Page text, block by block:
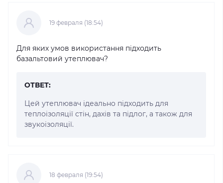
19 февраля (18:54)
Для яких умов використання підходить
базальтовий утеплювач?
ОТВЕТ:
Цей утеплювач ідеально підходить для
теплоізоляції стін, дахів та підлог, а також для
звукоізоляції.
18 февраля (19:54)